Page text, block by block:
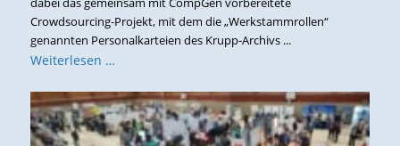
Crowdsourcing-Projekt, mit dem die „Werkstammrollen“
genannten Personalkarteien des Krupp-Archivs ...
Weiterlesen …